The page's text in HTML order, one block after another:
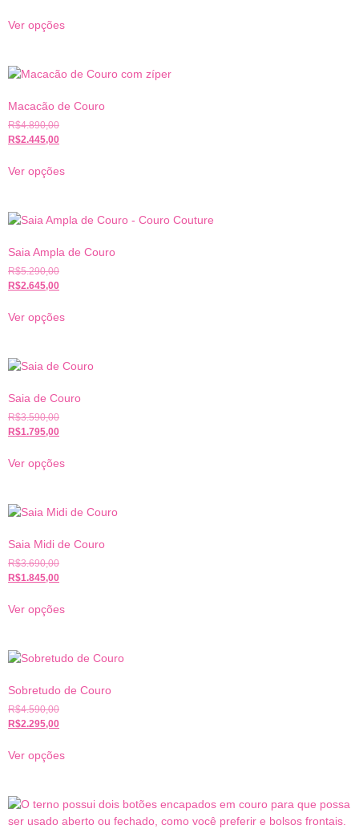
Ver opções
Macacão de Couro
R$4.890,00
R$2.445,00
Ver opções
Saia Ampla de Couro
R$5.290,00
R$2.645,00
Ver opções
Saia de Couro
R$3.590,00
R$1.795,00
Ver opções
Saia Midi de Couro
R$3.690,00
R$1.845,00
Ver opções
Sobretudo de Couro
R$4.590,00
R$2.295,00
Ver opções